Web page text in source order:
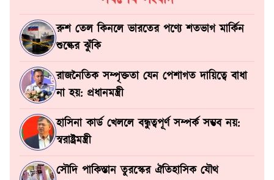
রুশ তেল কিনলে ভারতের পণ্যে শতভাগ মার্কিন
শুল্কের ঝুঁকি
রাজনৈতিক সম্পৃক্ততা যেন পেশাগত দায়িত্বে বাধা
না হয়: প্রধানমন্ত্রী
হাসিনা কার্ড খেললে বন্ধুত্বপূর্ণ সম্পর্ক সম্ভব নয়:
স্বরাষ্ট্রমন্ত্রী
সৌদি পাকিস্তান তুরস্কের ঐতিহাসিক যৌথ